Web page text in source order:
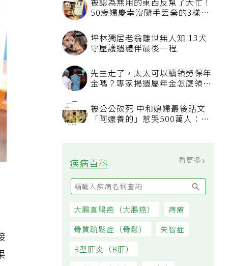
被認為無用的東西反幫了大忙！
50歲婦慶幸沒隨手丟棄的3樣物
坪林獨居老翁離世無人知 13犬
守屋護遺體伴最後一程
先生走了，太太可以續領勞保年
看順位還要看資格
被公公砍死 中和媳婦最後貼文
疾病百科